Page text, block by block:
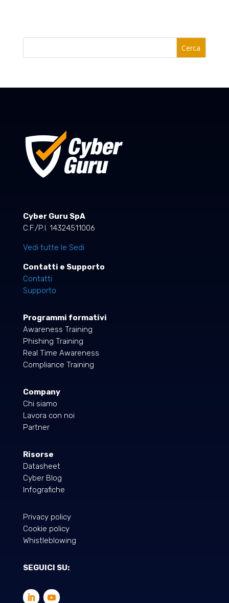
Cerca
Cyber Guru SpA
C.F./P.I. 14324511006
Vedi tutte le Sedi
Contatti e Supporto
Contatti
Supporto
Programmi formativi
Awareness Training
Phishing Training
Real Time Awareness
Compliance Training
Company
Chi siamo
Lavora con noi
Partner
Risorse
Datasheet
Cyber Blog
Infografiche
Privacy policy
Cookie policy
Whistleblowing
SEGUICI SU: